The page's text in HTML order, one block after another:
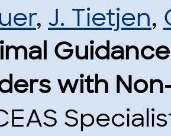
, J. Tietjen,
with